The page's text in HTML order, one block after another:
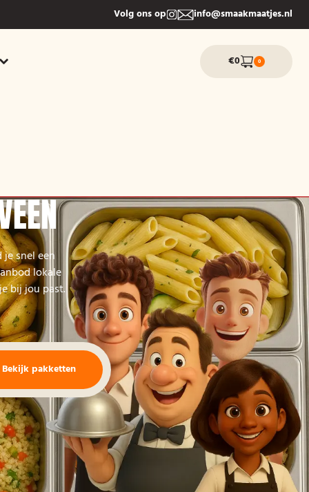
Volg ons op info@smaakmaatjes.nl
€0 0
snel een
lokale
bij jou past.
Bekijk pakketten